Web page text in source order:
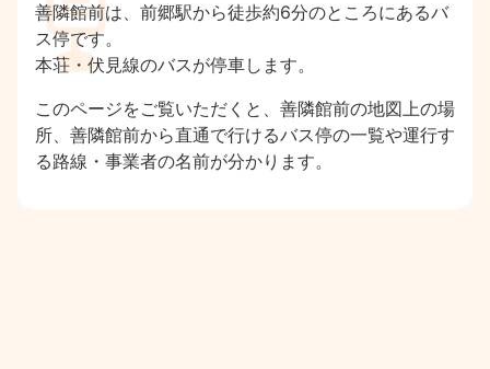
善隣館前は、前郷駅から徒歩約6分のところにあるバ
ス停です。
本荘・伏見線のバスが停車します。
このページをご覧いただくと、善隣館前の地図上の場
所、善隣館前から直通で行けるバス停の一覧や運行す
る路線・事業者の名前が分かります。